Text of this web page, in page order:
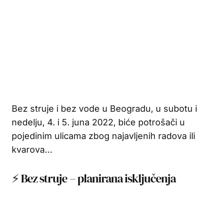
Bez struje i bez vode u Beogradu, u subotu i
nedelju, 4. i 5. juna 2022, biće potrošači u
pojedinim ulicama zbog najavljenih radova ili
kvarova…
⚡ Bez struje – planirana isključenja